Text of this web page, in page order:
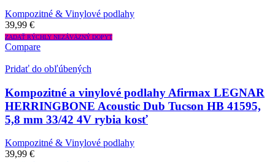
Kompozitné & Vinylové podlahy
39,99 €
ZADAŤ RÝCHLY NEZÁVÄZNÝ DOPYT
Compare
Pridať do obľúbených
Kompozitné a vinylové podlahy Afirmax LEGNAR
HERRINGBONE Acoustic Dub Tucson HB 41595,
5,8 mm 33/42 4V rybia kosť
Kompozitné & Vinylové podlahy
39,99 €